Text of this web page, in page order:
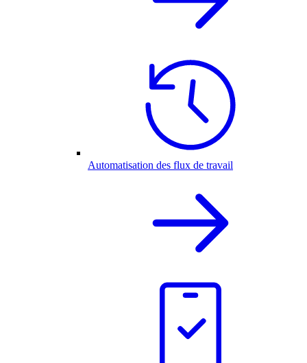
Automatisation des flux de travail